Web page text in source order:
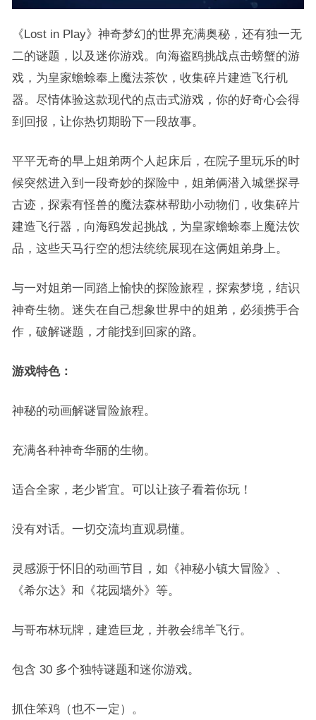
《Lost in Play》神奇梦幻的世界充满奥秘，还有独一无
二的谜题，以及迷你游戏。向海盗鸥挑战点击螃蟹的游
戏，为皇家蟾蜍奉上魔法茶饮，收集碎片建造飞行机
器。尽情体验这款现代的点击式游戏，你的好奇心会得
到回报，让你热切期盼下一段故事。
平平无奇的早上姐弟两个人起床后，在院子里玩乐的时
候突然进入到一段奇妙的探险中，姐弟俩潜入城堡探寻
古迹，探索有怪兽的魔法森林帮助小动物们，收集碎片
建造飞行器，向海鸥发起挑战，为皇家蟾蜍奉上魔法饮
品，这些天马行空的想法统统展现在这俩姐弟身上。
与一对姐弟一同踏上愉快的探险旅程，探索梦境，结识
神奇生物。迷失在自己想象世界中的姐弟，必须携手合
作，破解谜题，才能找到回家的路。
游戏特色：
神秘的动画解谜冒险旅程。
充满各种神奇华丽的生物。
适合全家，老少皆宜。可以让孩子看着你玩！
没有对话。一切交流均直观易懂。
灵感源于怀旧的动画节目，如《神秘小镇大冒险》、
《希尔达》和《花园墙外》等。
与哥布林玩牌，建造巨龙，并教会绵羊飞行。
包含 30 多个独特谜题和迷你游戏。
抓住笨鸡（也不一定）。